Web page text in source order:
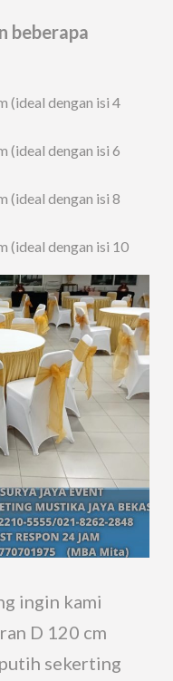
beberapa
(ideal dengan isi 4
(ideal dengan isi 6
(ideal dengan isi 8
(ideal dengan isi 10
ingin kami
D 120 cm
sekerting